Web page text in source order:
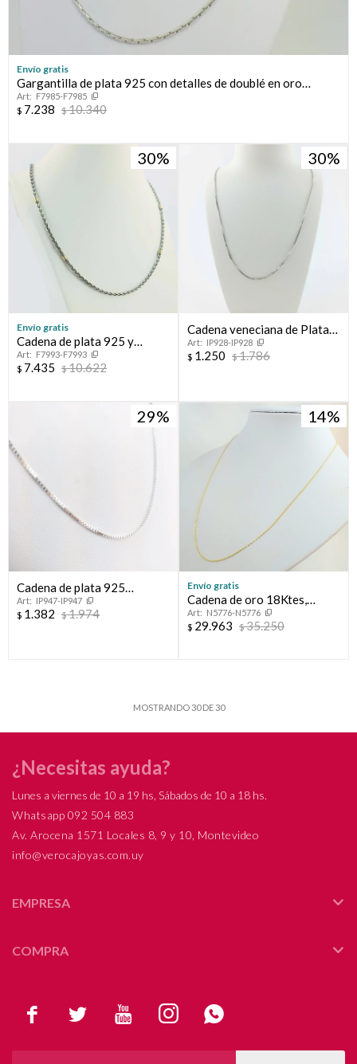
Envío gratis
Gargantilla de plata 925 con detalles de doublé en oro
18ktes, 45 cm.
F7985-F7985
$ 7.238 $10.340
30
Envío gratis
Cadena de plata 925 y
double en oro 18 ktes,
ESPIGA.
F7993-F7993
$ 7.435 $10.622
30
Cadena veneciana de Plata
925 rodinada.
IP928-IP928
$ 1.250 $1.786
29
Cadena de plata 925
rodinada.
IP947-IP947
$ 1.382 $1.974
14
Envío gratis
Cadena de oro 18Ktes,
modelo forcet 0.7mm, largo
de cadena 50cm.
N5776-N5776
$ 29.963 $35.250
MOSTRANDO 30DE 30
    
¿Necesitas ayuda?
Lunes a viernes de 10 a 19 hs, Sábados de 10 a 18 hs.
Whatsapp 092 504 883
Av. Arocena 1571 Locales 8, 9 y 10, Montevideo
info@verocajoyas.com.uy
EMPRESA
COMPRA